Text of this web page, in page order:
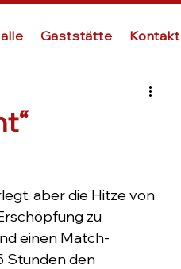
Gaststätte Kontakt
aber die Hitze von
zu
einen Match-
Stunden den